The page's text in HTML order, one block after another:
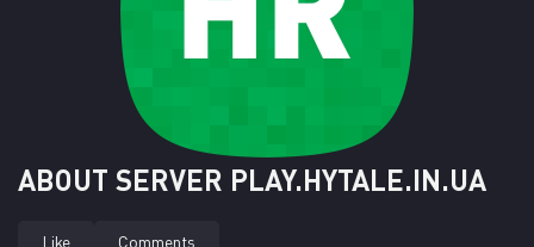
ABOUT SERVER PLAY.HYTALE.IN.UA
Like Comments